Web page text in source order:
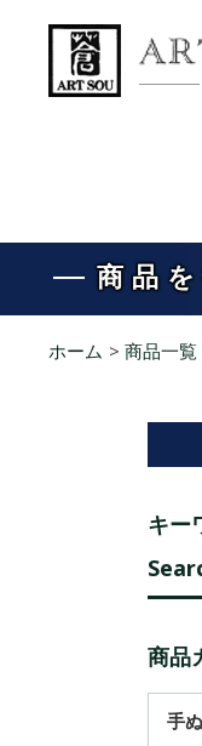
商品
ホーム > 商品一覧
キー
Search
商品
手